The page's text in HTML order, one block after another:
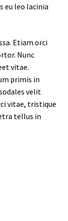
eu leo lacinia
Etiam orci
Nunc
vitae.
primis in
velit
vitae, tristique
tellus in